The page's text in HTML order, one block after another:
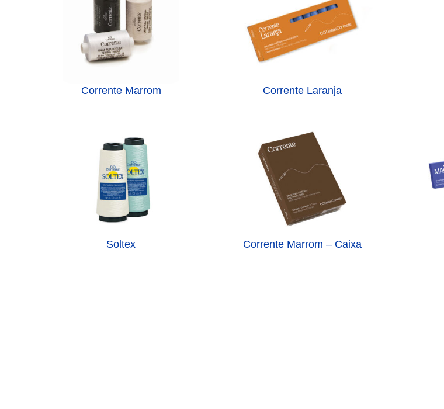
Corrente Marrom Corrente Laranja
Soltex Corrente Marrom – Caixa